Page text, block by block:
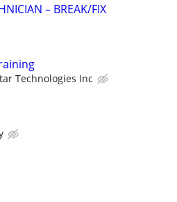
– BREAK/FIX
Technologies Inc